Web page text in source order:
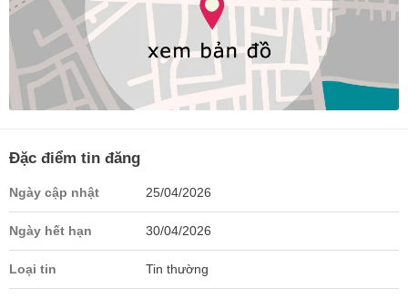
Đặc điểm tin đăng
Ngày cập nhật 25/04/2026
Ngày hết hạn 30/04/2026
Loại tin Tin thường